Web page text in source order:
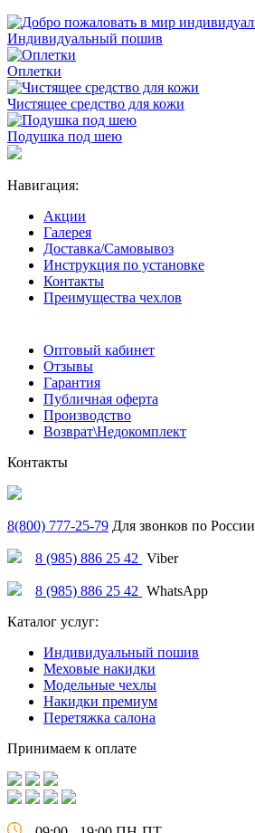
Индивидуальный пошив
Оплетки
Чистящее средство для кожи
Подушка под шею
Навигация:
Акции
Галерея
Доставка/Самовывоз
Инструкция по установке
Контакты
Преимущества чехлов
Оптовый кабинет
Отзывы
Гарантия
Публичная оферта
Производство
Возврат\Недокомплект
Контакты
8(800) 777-25-79 Для звонков по России
8 (985) 886 25 42 Viber
8 (985) 886 25 42 WhatsApp
Каталог услуг:
Индивидуальный пошив
Меховые накидки
Модельные чехлы
Накидки премиум
Перетяжка салона
Принимаем к оплате